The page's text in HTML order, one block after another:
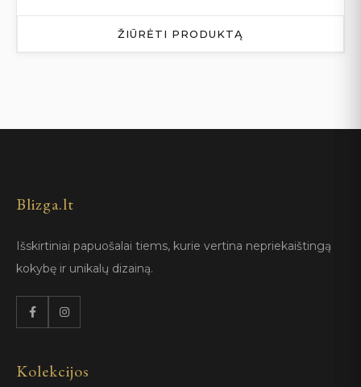
ŽIŪRĖTI PRODUKTĄ
Blizga.lt
Išskirtiniai papuošalai tiems, kurie vertina nepriekaištingą
kokybę ir unikalų dizainą.
Kolekcijos